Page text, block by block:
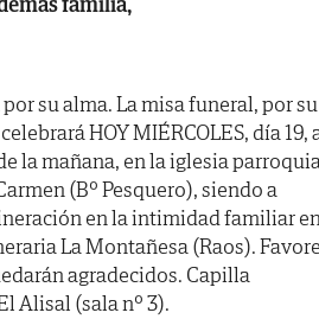
su alma. La misa funeral, por su
HOY MIÉRCOLES, día 19,
la mañana, en la iglesia
(Bº Pesquero), siendo a
en la intimidad familiar
La Montañesa (Raos).
agradecidos. Capilla
Alisal (sala nº 3).